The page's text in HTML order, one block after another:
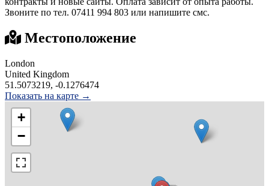
Звоните по тел. 07411 994 803 или напишите смс.
Местоположение
London
United Kingdom
51.5073219, -0.1276474
Показать на карте →
+
−